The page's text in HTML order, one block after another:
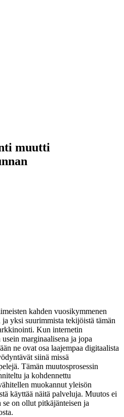
muutti
kahden vuosikymmenen
yksi suurimmista tekijöistä tämän
Kun internetin
marginaalisena ja jopa
ne ovat osa laajempaa digitaalista
siinä missä
Tämän muutosprosessin
ja kohdennettu
muokannut yleisön
käyttää näitä palveluja. Muutos ei
se on ollut pitkäjänteisen ja